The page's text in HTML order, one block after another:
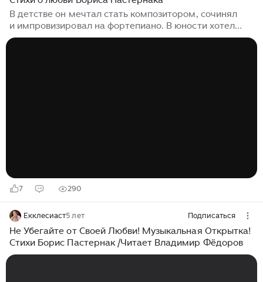
В детстве он мечтал стать композитором, сочинял
и импровизировал на фортепиано. В юности хотел
быть философом, брал уроки у немецкого
7 290
Екклесиаст5 лет Подписаться
Не Убегайте от Своей Любви! Музыкальная Открытка!
Стихи Борис Пастернак /Читает Владимир Фёдоров